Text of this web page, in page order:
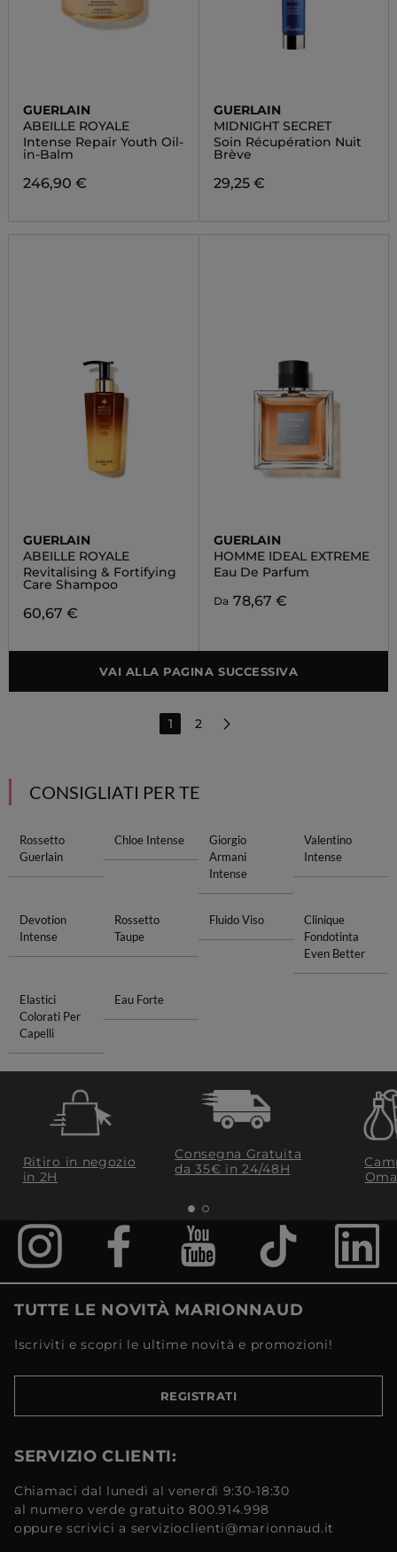
GUERLAIN
ABEILLE ROYALE
Intense Repair Youth Oil-
in-Balm
246,90 €
GUERLAIN
MIDNIGHT SECRET
Soin Récupération Nuit
Brève
29,25 €
GUERLAIN
ABEILLE ROYALE
Revitalising & Fortifying
Care Shampoo
60,67 €
GUERLAIN
HOMME IDEAL EXTREME
Eau De Parfum
Da 78,67 €
VAI ALLA PAGINA SUCCESSIVA
1 2
CONSIGLIATI PER TE
Rossetto
Guerlain
Chloe Intense
Giorgio
Armani
Intense
Valentino
Intense
Devotion
Intense
Rossetto
Taupe
Fluido Viso
Clinique
Fondotinta
Even Better
Elastici
Colorati Per
Capelli
Eau Forte
Ritiro in negozio
in 2H
Consegna Gratuita
da 35€​ in 24/48H
TUTTE LE NOVITÀ MARIONNAUD
Iscriviti e scopri le ultime novità e promozioni!
REGISTRATI
SERVIZIO CLIENTI:
Chiamaci dal lunedì al venerdì 9:30-18:30
al numero verde gratuito 800.914.998
oppure scrivici a servizioclienti@marionnaud.it